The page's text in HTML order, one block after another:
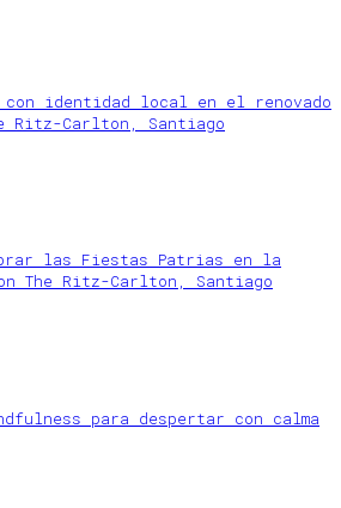
con identidad local en el renovado
Ritz-Carlton, Santiago
las Fiestas Patrias en la
The Ritz-Carlton, Santiago
para despertar con calma